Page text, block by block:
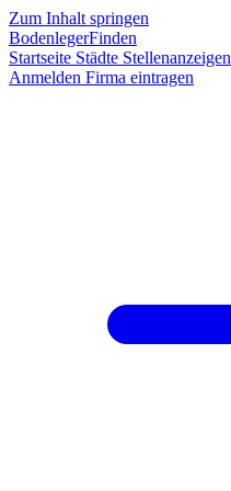
Zum Inhalt springen
BodenlegerFinden
Startseite Städte Stellenanzeigen
Anmelden Firma eintragen